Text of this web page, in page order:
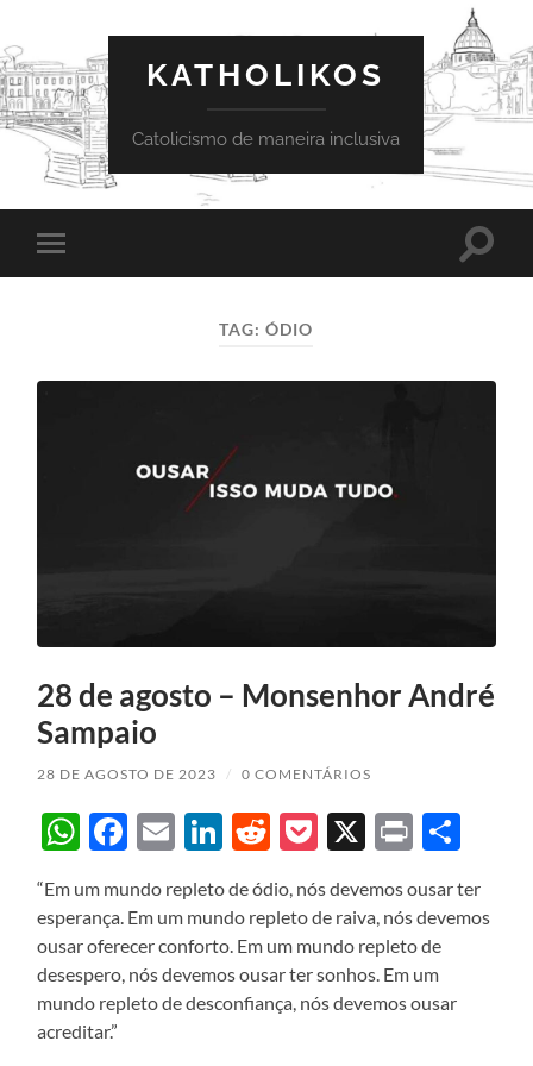
KATHOLIKOS
Catolicismo de maneira inclusiva
Toggle
mobile
Toggle
TAG:ÓDIO
28 de agosto – Monsenhor André
Sampaio
28 DE AGOSTO DE 2023 / 0 COMENTÁRIOS
WhatsApp
Facebook
EmailLinkedIn
Reddit
Pocket
X Print
“Em um mundo repleto de ódio, nós devemos ousar ter
esperança. Em um mundo repleto de raiva, nós devemos
ousar oferecer conforto. Em um mundo repleto de
desespero, nós devemos ousar ter sonhos. Em um
mundo repleto de desconfiança, nós devemos ousar
acreditar.”